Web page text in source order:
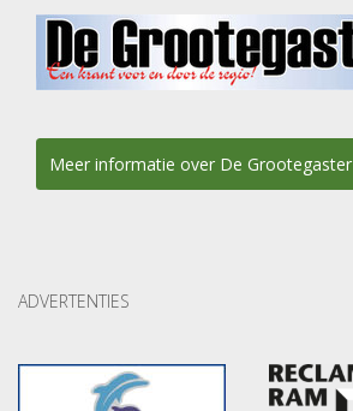
Meer informatie over De Grootegaster
ADVERTENTIES